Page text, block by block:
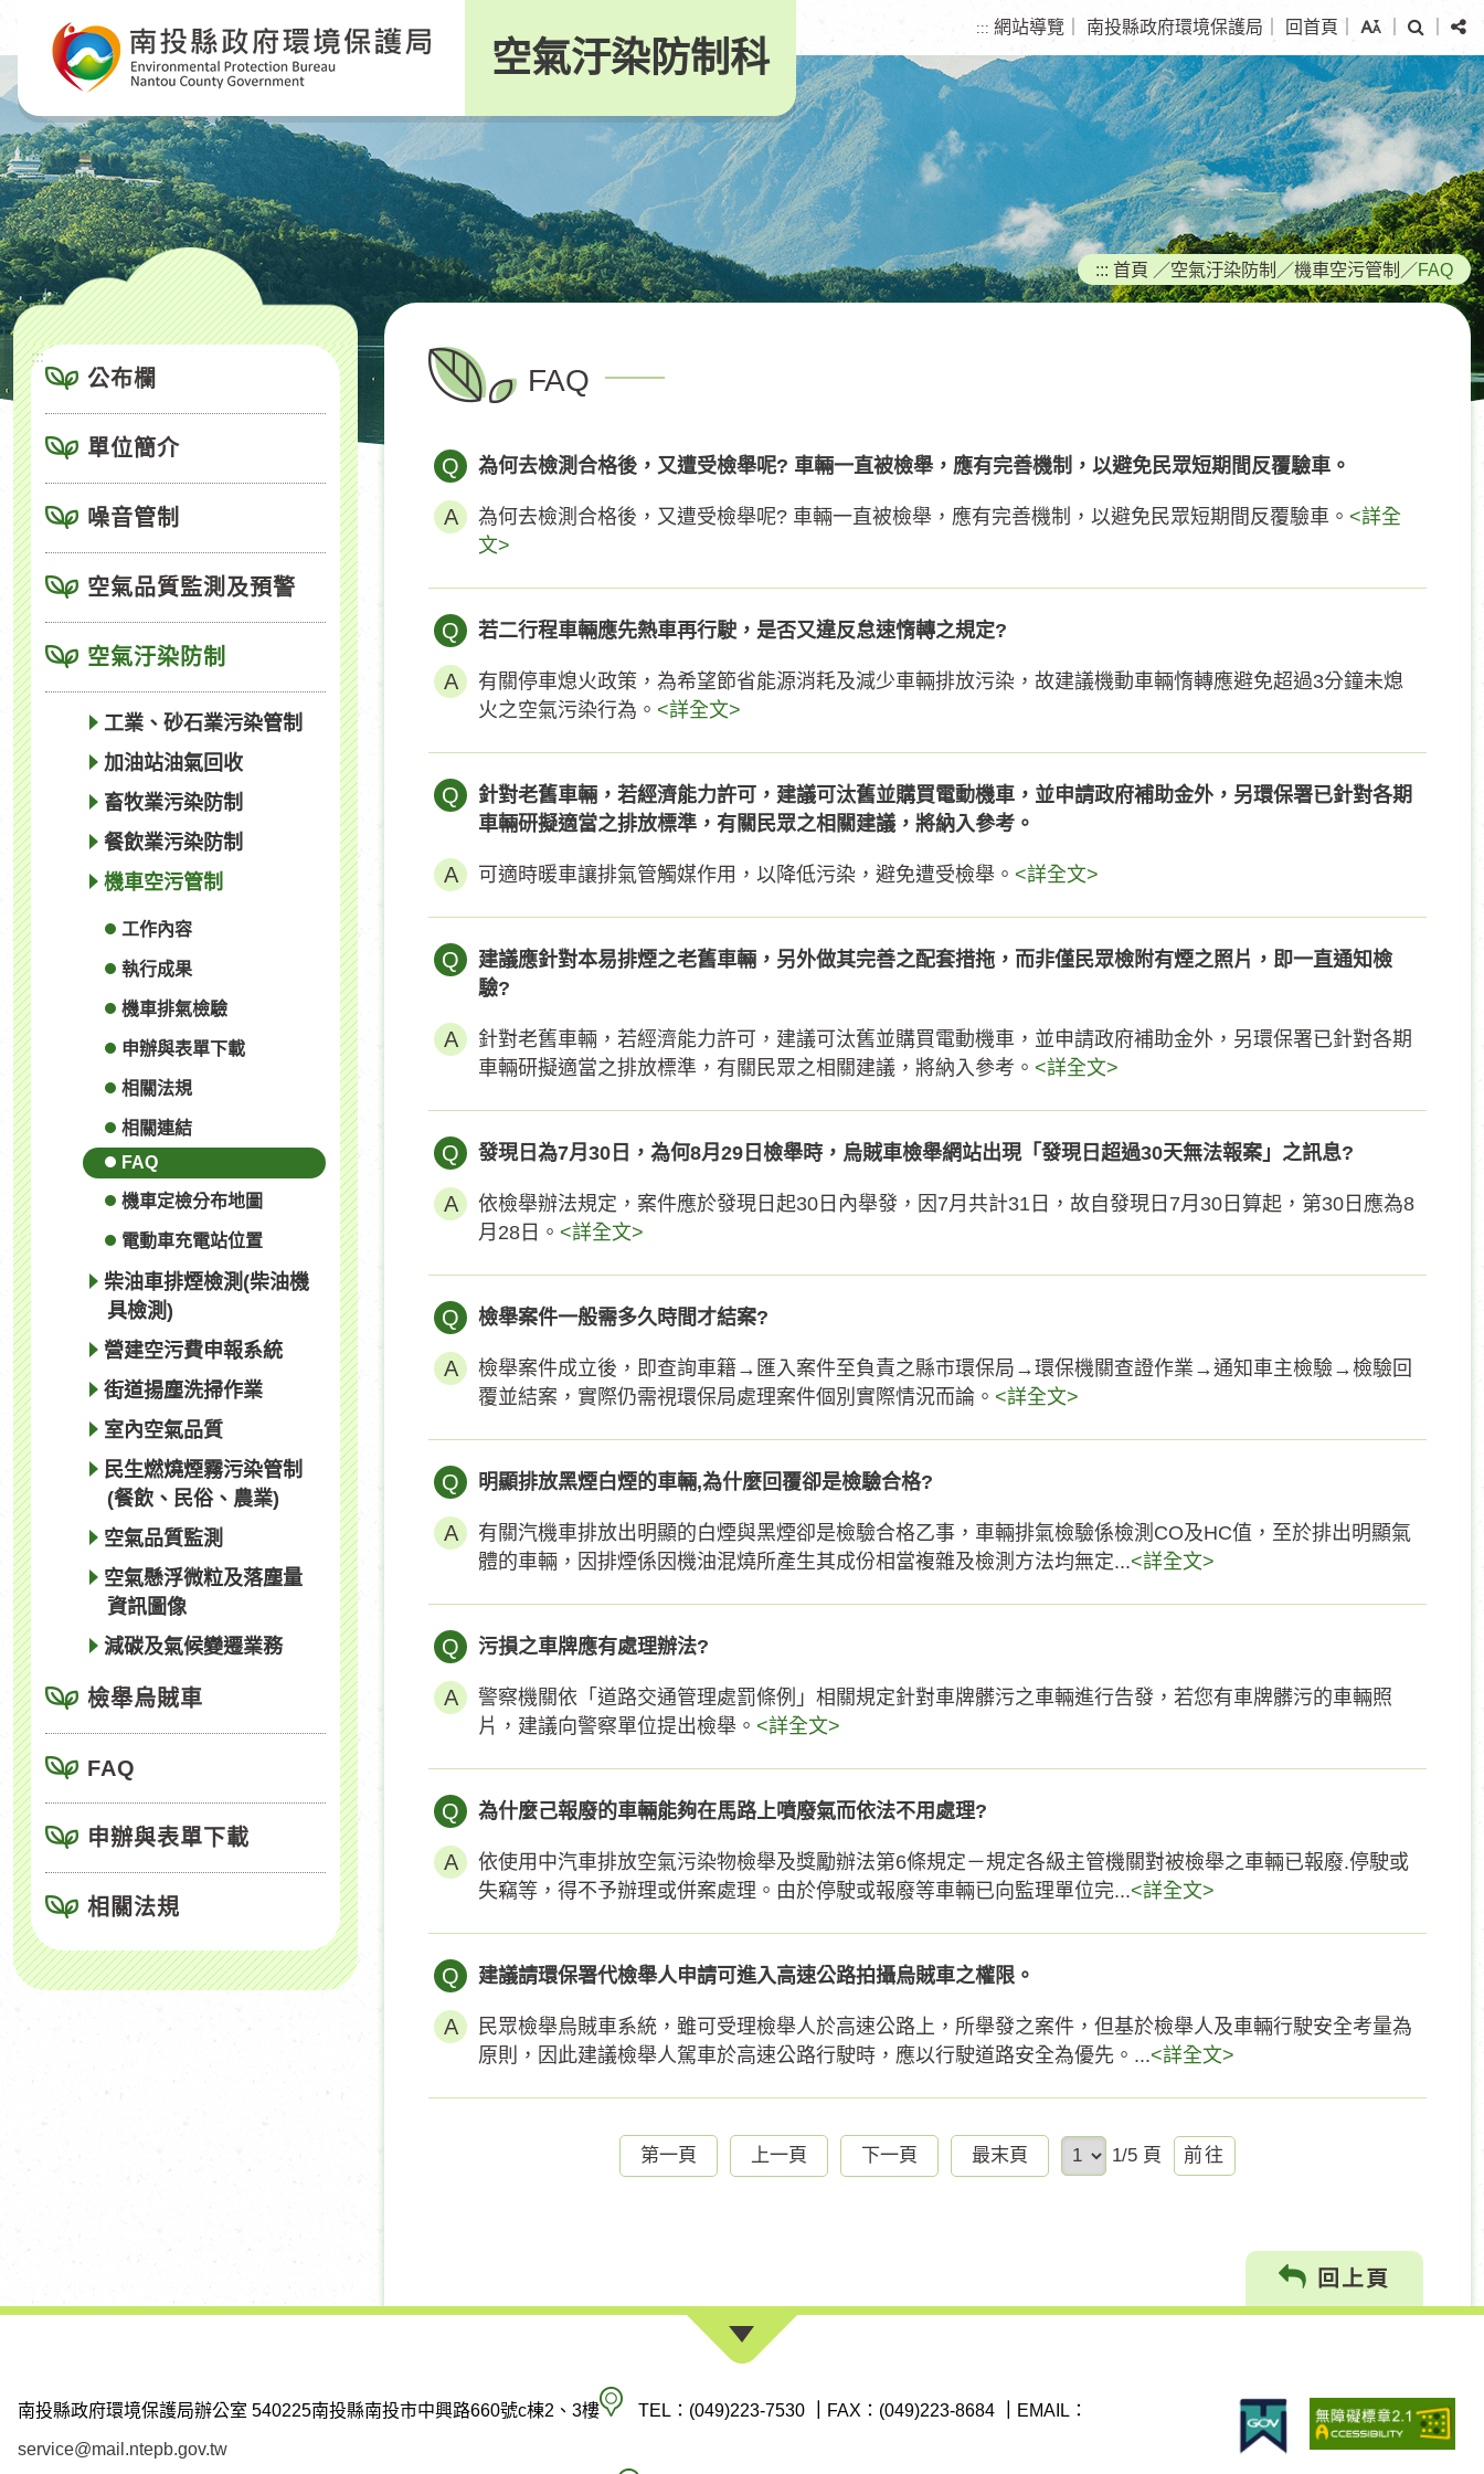
要
內
容
區
塊
空氣汙染防制科
::: 網站導覽 南投縣政府環境保護局 回首頁
尋
分
享
:::
公布欄
單位簡介
噪音管制
空氣品質監測及預警
空氣汙染防制
工業、砂石業污染管制
加油站油氣回收
畜牧業污染防制
餐飲業污染防制
機車空污管制
工作內容
執行成果
機車排氣檢驗
申辦與表單下載
相關法規
相關連結
FAQ
機車定檢分布地圖
電動車充電站位置
柴油車排煙檢測(柴油機
具檢測)
營建空污費申報系統
街道揚塵洗掃作業
室內空氣品質
民生燃燒煙霧污染管制
(餐飲、民俗、農業)
空氣品質監測
空氣懸浮微粒及落塵量
資訊圖像
減碳及氣候變遷業務
檢舉烏賊車
FAQ
申辦與表單下載
相關法規
::: 首頁 ／空氣汙染防制 ／機車空污管制 ／FAQ
FAQ
Q 為何去檢測合格後，又遭受檢舉呢? 車輛一直被檢舉，應有完善機制，以避免民眾短期間反覆驗車。
為何去檢測合格後，又遭受檢舉呢? 車輛一直被檢舉，應有完善機制，以避免民眾短期間反覆驗車。 <詳全
文>
Q 若二行程車輛應先熱車再行駛，是否又違反怠速惰轉之規定?
有關停車熄火政策，為希望節省能源消耗及減少車輛排放污染，故建議機動車輛惰轉應避免超過3分鐘未熄
火之空氣污染行為。 <詳全文>
Q
針對老舊車輛，若經濟能力許可，建議可汰舊並購買電動機車，並申請政府補助金外，另環保署已針對各期
車輛研擬適當之排放標準，有關民眾之相關建議，將納入參考。
可適時暖車讓排氣管觸媒作用，以降低污染，避免遭受檢舉。 <詳全文>
Q
建議應針對本易排煙之老舊車輛，另外做其完善之配套措拖，而非僅民眾檢附有煙之照片，即一直通知檢
驗?
針對老舊車輛，若經濟能力許可，建議可汰舊並購買電動機車，並申請政府補助金外，另環保署已針對各期
車輛研擬適當之排放標準，有關民眾之相關建議，將納入參考。 <詳全文>
Q 發現日為7月30日，為何8月29日檢舉時，烏賊車檢舉網站出現「發現日超過30天無法報案」之訊息?
依檢舉辦法規定，案件應於發現日起30日內舉發，因7月共計31日，故自發現日7月30日算起，第30日應為8
月28日。 <詳全文>
Q 檢舉案件一般需多久時間才結案?
檢舉案件成立後，即查詢車籍→匯入案件至負責之縣市環保局→環保機關查證作業→通知車主檢驗→檢驗回
覆並結案，實際仍需視環保局處理案件個別實際情況而論。 <詳全文>
Q 明顯排放黑煙白煙的車輛,為什麼回覆卻是檢驗合格?
有關汽機車排放出明顯的白煙與黑煙卻是檢驗合格乙事，車輛排氣檢驗係檢測CO及HC值，至於排出明顯氣
體的車輛，因排煙係因機油混燒所產生其成份相當複雜及檢測方法均無定...<詳全文>
Q 污損之車牌應有處理辦法?
警察機關依「道路交通管理處罰條例」相關規定針對車牌髒污之車輛進行告發，若您有車牌髒污的車輛照
片，建議向警察單位提出檢舉。 <詳全文>
Q 為什麼己報廢的車輛能夠在馬路上噴廢氣而依法不用處理?
依使用中汽車排放空氣污染物檢舉及獎勵辦法第6條規定－規定各級主管機關對被檢舉之車輛已報廢.停駛或
失竊等，得不予辦理或併案處理。由於停駛或報廢等車輛已向監理單位完...<詳全文>
Q 建議請環保署代檢舉人申請可進入高速公路拍攝烏賊車之權限。
民眾檢舉烏賊車系統，雖可受理檢舉人於高速公路上，所舉發之案件，但基於檢舉人及車輛行駛安全考量為
原則，因此建議檢舉人駕車於高速公路行駛時，應以行駛道路安全為優先。...<詳全文>
第一頁 上一頁 下一頁 最末頁 1/5 頁
前
往
回上頁
南投縣政府環境保護局辦公室 540225南投縣南投市中興路660號c棟2、3樓南 TEL：(049)223-7530 FAX：(049)223-8684 EMAIL：
service@mail.ntepb.gov.tw